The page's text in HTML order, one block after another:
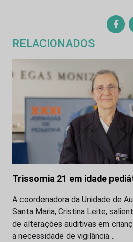
RELACIONADOS
Trissomia 21 em idade
A coordenadora da Unidade de
Santa Maria, Cristina Leite,
de alterações auditivas em
a necessidade de vigilância…